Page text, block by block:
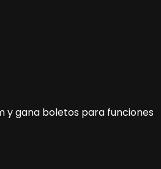
y gana boletos para funciones